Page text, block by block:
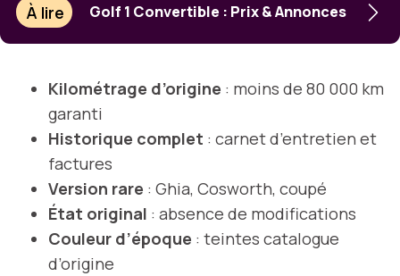
À lire Golf 1 Convertible : Prix & Annonces
Kilométrage d’origine : moins de 80 000 km
garanti
Historique complet : carnet d’entretien et
factures
Version rare : Ghia, Cosworth, coupé
État original : absence de modifications
Couleur d’époque : teintes catalogue
d’origine